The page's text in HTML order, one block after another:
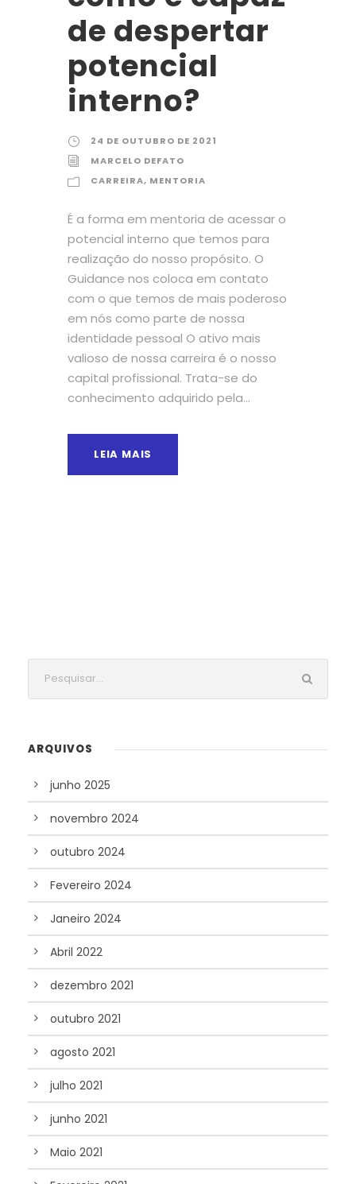
de despertar
potencial
interno?
24 DE OUTUBRO DE 2021
MARCELO DEFATO
CARREIRA, MENTORIA
É a forma em mentoria de acessar o
potencial interno que temos para
realização do nosso propósito. O
Guidance nos coloca em contato
com o que temos de mais poderoso
em nós como parte de nossa
identidade pessoal O ativo mais
valioso de nossa carreira é o nosso
capital profissional. Trata-se do
conhecimento adquirido pela...
LEIA MAIS
ARQUIVOS
junho 2025
novembro 2024
outubro 2024
Fevereiro 2024
Janeiro 2024
Abril 2022
dezembro 2021
outubro 2021
agosto 2021
julho 2021
junho 2021
Maio 2021